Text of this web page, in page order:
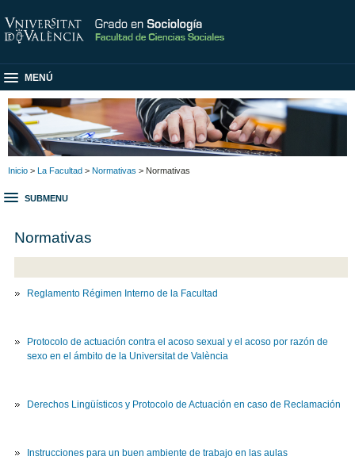
MENÚ
Inicio > La Facultad > Normativas > Normativas
SUBMENU
Normativas
Reglamento Régimen Interno de la Facultad
Protocolo de actuación contra el acoso sexual y el acoso por razón de
sexo en el ámbito de la Universitat de València
Derechos Lingüísticos y Protocolo de Actuación en caso de Reclamación
Instrucciones para un buen ambiente de trabajo en las aulas